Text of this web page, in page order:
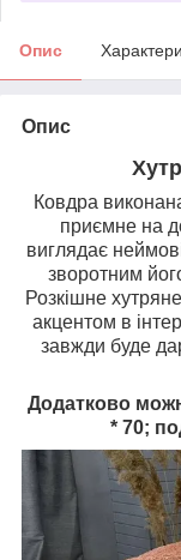
Опис
Опис
Ковдра
приємне на
виглядає
зворотним
Розкішне
акцентом в
завжди буде
Додатково
* 70;